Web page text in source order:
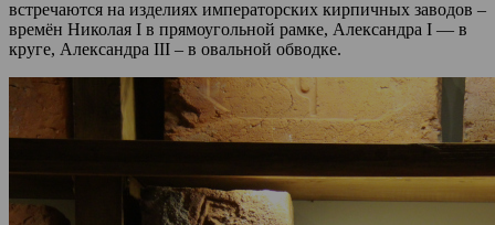
встречаются на изделиях императорских кирпичных заводов –
времён Николая I в прямоугольной рамке, Александра I — в
круге, Александра III – в овальной обводке.